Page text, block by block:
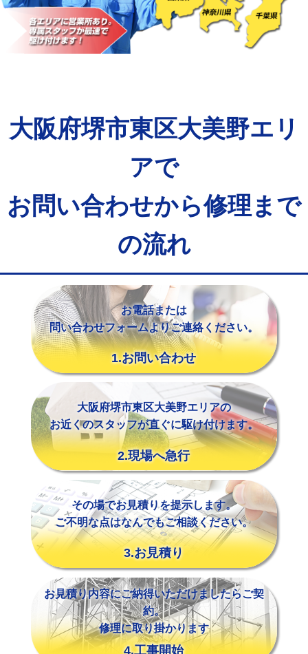
管・ポリ管・HT管使用/3ｍ超え)
マス交換（土の掘削・埋め戻し作業）
コンクリート斫り（厚さ10㎝まで） 27,500円
コンクリート斫り（厚さ10㎝超え）
モルタル補修（厚さ10㎝超え） 38,500円
※給水管工事は20mmまでの価格です。
大阪府堺市東区大美野エリ
アで
お問い合わせから修理まで
の流れ
お電話または
問い合わせフォームよりご連絡ください。
1.お問い合わせ
大阪府堺市東区大美野エリアの
お近くのスタッフが直ぐに駆け付けます。
2.現場へ急行
その場でお見積りを提示します。
ご不明な点はなんでもご相談ください。
3.お見積り
お見積り内容にご納得いただけましたらご契
約。
修理に取り掛かります
4.工事開始